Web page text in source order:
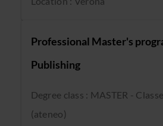
Professional Master's
Publishing
Degree class : MASTER -
(ateneo)